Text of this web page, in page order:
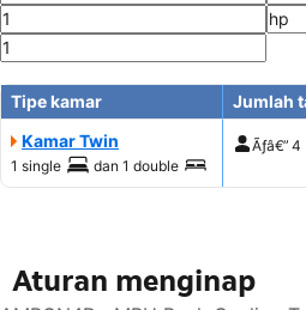
Tipe kamar
Jumlah
Kamar Twin
1 single dan 1 double
Ãƒâ€” 4
Aturan menginap